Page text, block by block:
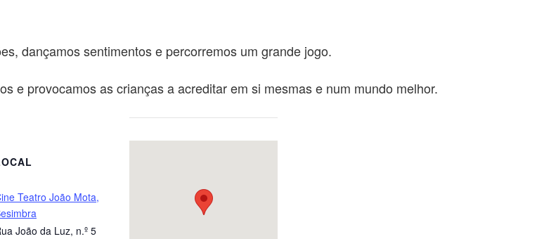
dançamos sentimentos e percorremos um grande jogo.
e provocamos as crianças a acreditar em si mesmas e num mundo melhor.
Teatro João Mota,
João da Luz, n.º 5